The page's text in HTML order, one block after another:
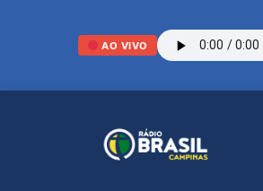
AO VIVO